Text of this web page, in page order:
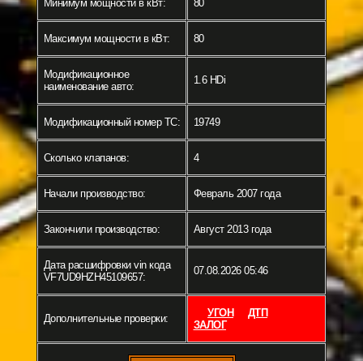
Минимум мощности в кВт: 80
Максимум мощности в кВт: 80
Модификационное
наименование авто:
1.6 HDi
Модификационный номер ТС: 19749
Сколько клапанов: 4
Начали производство: Февраль 2007 года
Закончили производство: Август 2013 года
Дата расшифровки vin кода
VF7UD9HZH45109657:
07.08.2026 05:46
Дополнительные проверки: УГОН
ДТП
ЗАЛОГ